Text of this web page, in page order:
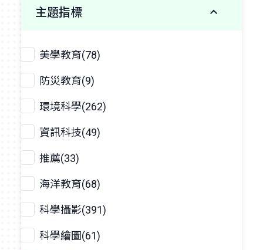
主題指標
美學教育(78)
防災教育(9)
環境科學(262)
資訊科技(49)
推薦(33)
海洋教育(68)
科學攝影(391)
科學繪圖(61)